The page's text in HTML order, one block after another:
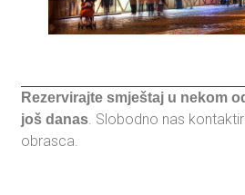
Rezervirajte smještaj u nekom
još danas . Slobodno nas
obrasca.